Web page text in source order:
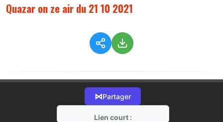
Quazar on ze air du 21 10 2021
⋈Partager
Lien court :